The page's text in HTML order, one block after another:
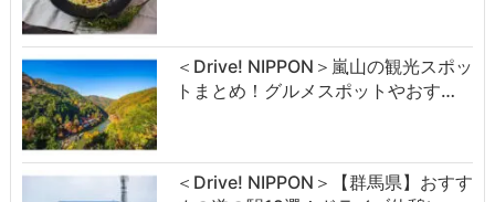
＜Drive! NIPPON＞嵐山の観光スポッ
トまとめ！グルメスポットやおす…
＜Drive! NIPPON＞【群馬県】おすす